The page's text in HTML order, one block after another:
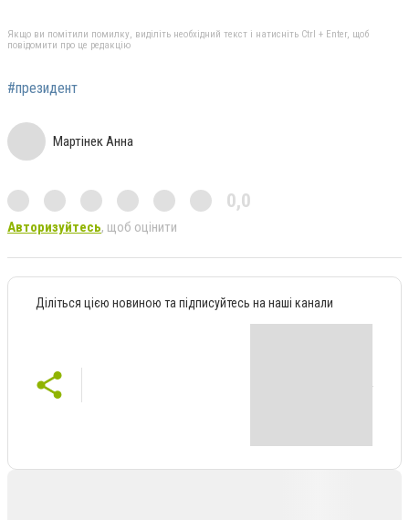
Якщо ви помітили помилку, виділіть необхідний текст і натисніть Ctrl + Enter, щоб
повідомити про це редакцію
#президент
Мартінек Анна
0,0
Авторизуйтесь, щоб оцінити
Діліться цією новиною та підписуйтесь на наші канали